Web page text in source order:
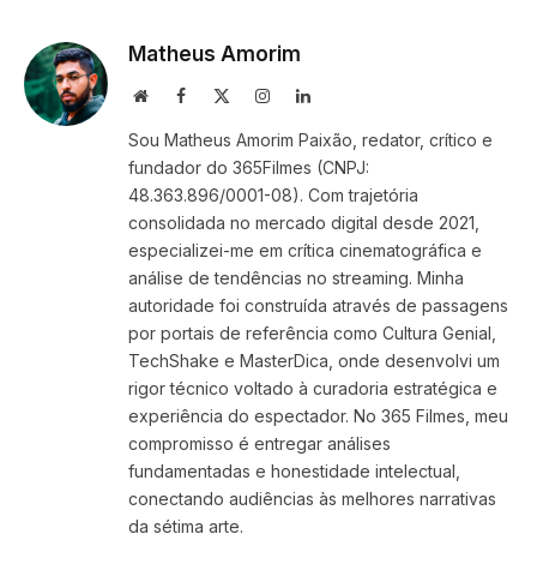
Matheus Amorim
WebsiteFacebook InstagramLinkedIn
Sou Matheus Amorim Paixão, redator, crítico e
fundador do 365Filmes (CNPJ:
48.363.896/0001-08). Com trajetória
consolidada no mercado digital desde 2021,
especializei-me em crítica cinematográfica e
análise de tendências no streaming. Minha
autoridade foi construída através de passagens
por portais de referência como Cultura Genial,
TechShake e MasterDica, onde desenvolvi um
rigor técnico voltado à curadoria estratégica e
experiência do espectador. No 365 Filmes, meu
compromisso é entregar análises
fundamentadas e honestidade intelectual,
conectando audiências às melhores narrativas
da sétima arte.